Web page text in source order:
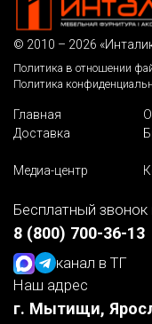
© 2010 – 2026
Политика в отношении
Политика
Главная
Доставка
Медиа-центр
Бесплатный
8 (800) 700-36-13
канал в ТГ
Наш адрес
г. Мытищи,